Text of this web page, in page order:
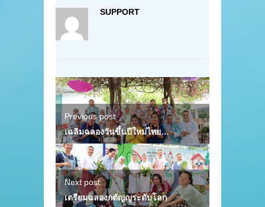
SUPPORT
Previous post
เฉลิมฉลองวันขึ้นปีใหม่ไทย…
Next post
เตรียมฉลองกตัญญูระดับโลก